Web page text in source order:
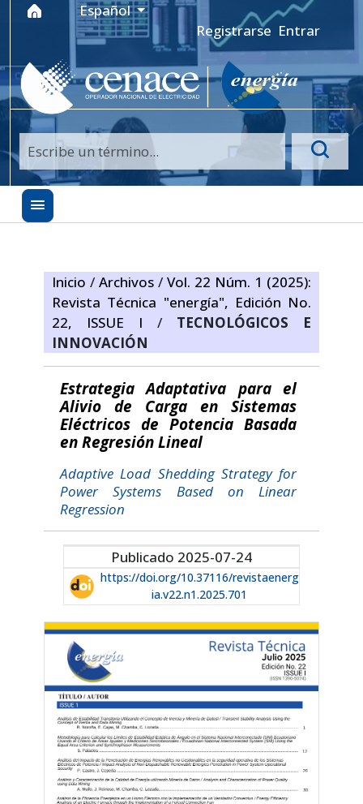
Ir al menú de navegación principal
Ir al contenido principal
Ir al pie de página del sitio
Idioma
Español
Registrarse Entrar
Inicio / Archivos / Vol. 22 Núm. 1 (2025):
Revista Técnica "energía", Edición No.
22, ISSUE I /
TECNOLÓGICOS E
INNOVACIÓN
Estrategia Adaptativa para el
Alivio de Carga en Sistemas
Eléctricos de Potencia Basada
en Regresión Lineal
Adaptive Load Shedding Strategy for
Power Systems Based on Linear
Regression
Publicado 2025-07-24
https://doi.org/10.37116/revistaenerg
ia.v22.n1.2025.701